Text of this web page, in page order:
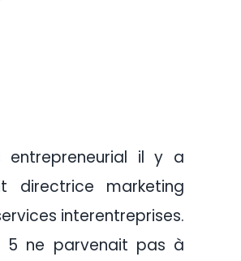
entrepreneurial il y a
directrice marketing
interentreprises.
5 ne parvenait pas à